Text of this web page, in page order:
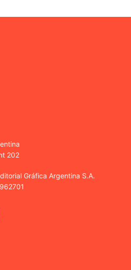
202
Gráfica Argentina S.A.